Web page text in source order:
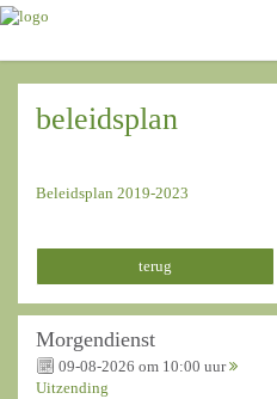
beleidsplan
Beleidsplan 2019-2023
terug
Morgendienst
09-08-2026 om 10:00 uur
Uitzending